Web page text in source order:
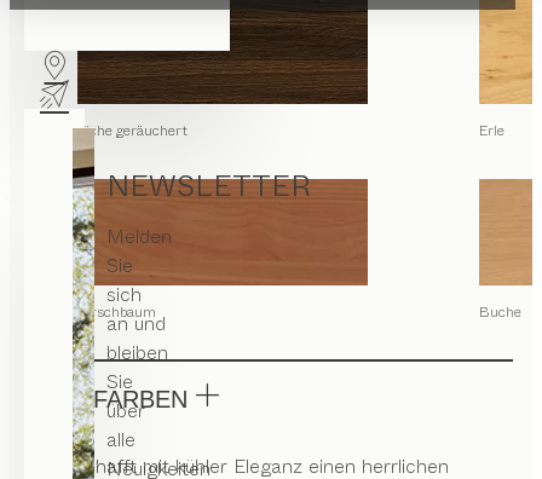
NEWSLETTER
Melden
Sie
sich
an und
bleiben
Sie
über
alle
Neuigkeiten
Eiche geräuchert Erle
Kirschbaum Buche
GLASFARBEN
Glas schafft mit kühler Eleganz einen herrlichen